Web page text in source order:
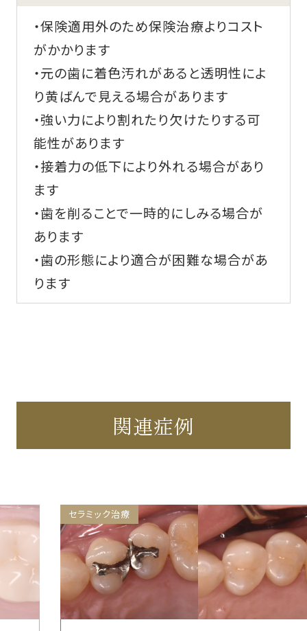
・保険適用外のため保険治療よりコスト
がかかります
・元の歯に着色汚れがあると透明性によ
り黄ばんで見える場合があります
・強い力により割れたり欠けたりする可
能性があります
・接着力の低下により外れる場合があり
ます
・歯を削ることで一時的にしみる場合が
あります
・歯の形態により適合が困難な場合があ
ります
関連症例
セラミック治療